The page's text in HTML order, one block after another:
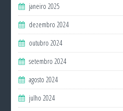
janeiro 2025
dezembro 2024
outubro 2024
setembro 2024
agosto 2024
julho 2024